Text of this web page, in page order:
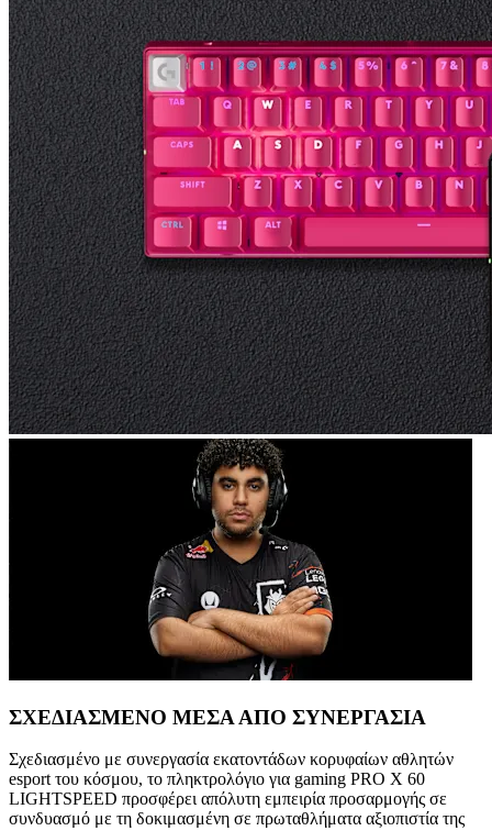
ΣΧΕΔΙΑΣΜΕΝΟ ΜΕΣΑ ΑΠΟ ΣΥΝΕΡΓΑΣΙΑ
Σχεδιασμένο με συνεργασία εκατοντάδων κορυφαίων αθλητών
esport του κόσμου, το πληκτρολόγιο για gaming PRO X 60
LIGHTSPEED προσφέρει απόλυτη εμπειρία προσαρμογής σε
συνδυασμό με τη δοκιμασμένη σε πρωταθλήματα αξιοπιστία της